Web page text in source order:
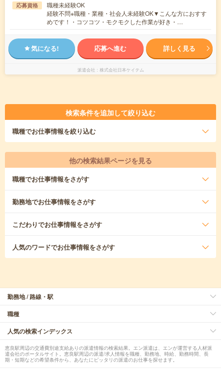
応募資格
職種未経験OK
経験不問※職種・業種・社会人未経験OK▼こんな方におすす
めです！・コツコツ・モクモクした作業が好き・…
気になる! 応募へ進む 詳しく見る
派遣会社 株式会社日本ケイテム
検索条件を追加して絞り込む
職種でお仕事情報を絞り込む
他の検索結果ページを見る
職種でお仕事情報をさがす
勤務地でお仕事情報をさがす
こだわりでお仕事情報をさがす
人気のワードでお仕事情報をさがす
勤務地 / 路線・駅
職種
人気の検索インデックス
恵良駅周辺の交通費別途支給ありの派遣情報の検索結果。エン派遣は、エンが運営する人材派
遣会社のポータルサイト。恵良駅周辺の派遣/求人情報を職種、勤務地、時給、勤務時間、長
期・短期などの希望条件から、あなたにピッタリの派遣のお仕事を探せます。